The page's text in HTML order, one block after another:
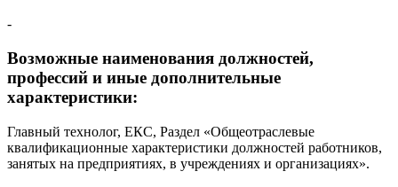
-
Возможные наименования должностей,
профессий и иные дополнительные
характеристики:
Главный технолог, ЕКС, Раздел «Общеотраслевые
квалификационные характеристики должностей работников,
занятых на предприятиях, в учреждениях и организациях».